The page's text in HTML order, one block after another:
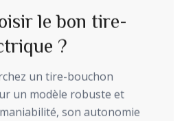
le bon tire-
?
un tire-bouchon
un modèle robuste et
son autonomie